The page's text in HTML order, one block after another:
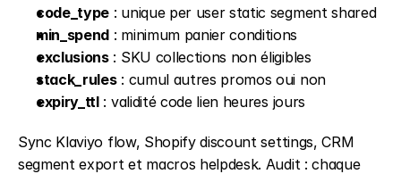
code_type : unique per user static segment shared
min_spend : minimum panier conditions
exclusions : SKU collections non éligibles
stack_rules : cumul autres promos oui non
expiry_ttl : validité code lien heures jours
Sync Klaviyo flow, Shopify discount settings, CRM
segment export et macros helpdesk. Audit : chaque